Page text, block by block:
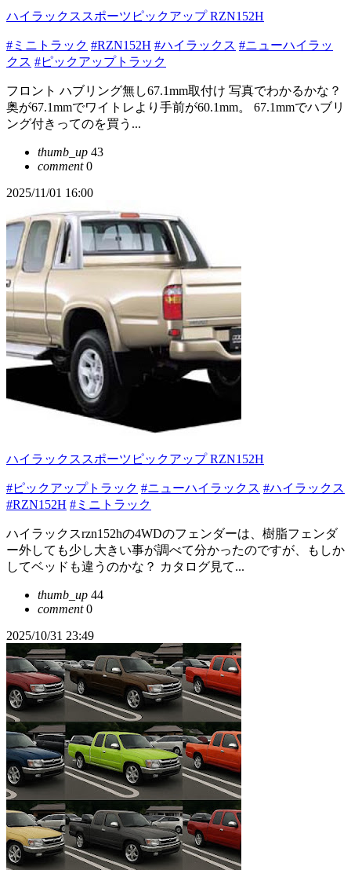
ハイラックススポーツピックアップ RZN152H
#ミニトラック #RZN152H #ハイラックス #ニューハイラッ
クス #ピックアップトラック
フロント ハブリング無し67.1mm取付け 写真でわかるかな？
奥が67.1mmでワイトレより手前が60.1mm。 67.1mmでハブリ
ング付きってのを買う...
thumb_up 43
comment0
2025/11/01 16:00
ハイラックススポーツピックアップ RZN152H
#ピックアップトラック #ニューハイラックス #ハイラックス
#RZN152H #ミニトラック
ハイラックスrzn152hの4WDのフェンダーは、樹脂フェンダ
ー外しても少し大きい事が調べて分かったのですが、もしか
してベッドも違うのかな？ カタログ見て...
thumb_up 44
comment0
2025/10/31 23:49